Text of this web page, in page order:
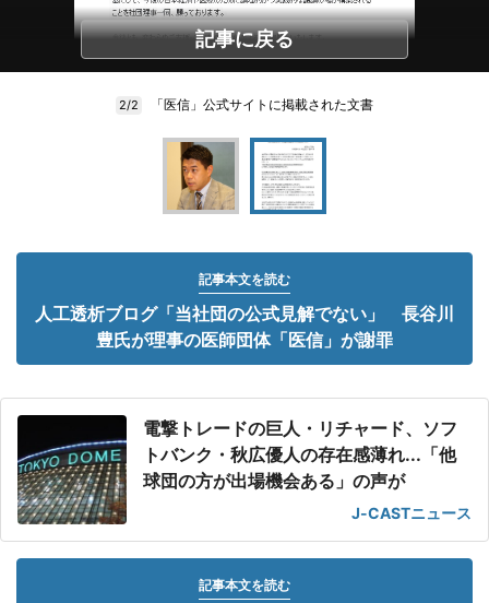
記事に戻る
2/2 「医信」公式サイトに掲載された文書
記事本文を読む
人工透析ブログ「当社団の公式見解でない」 長谷川
豊氏が理事の医師団体「医信」が謝罪
電撃トレードの巨人・リチャード、ソフ
トバンク・秋広優人の存在感薄れ...「他
球団の方が出場機会ある」の声が
J-CASTニュース
記事本文を読む